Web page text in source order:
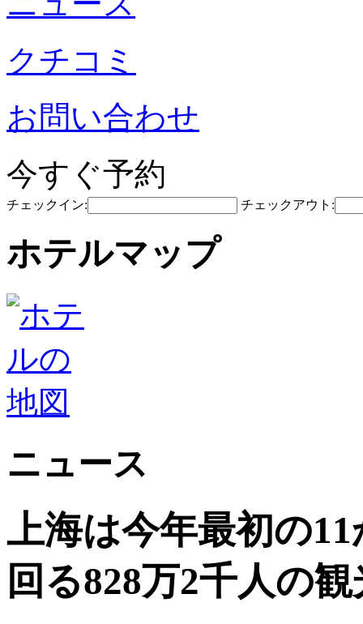
クチコミ
お問い合わせ
今すぐ予約
チェックイン: チェックアウト:
ホテルマップ
ニュース
上海は今年最初の
回る828万2千人の